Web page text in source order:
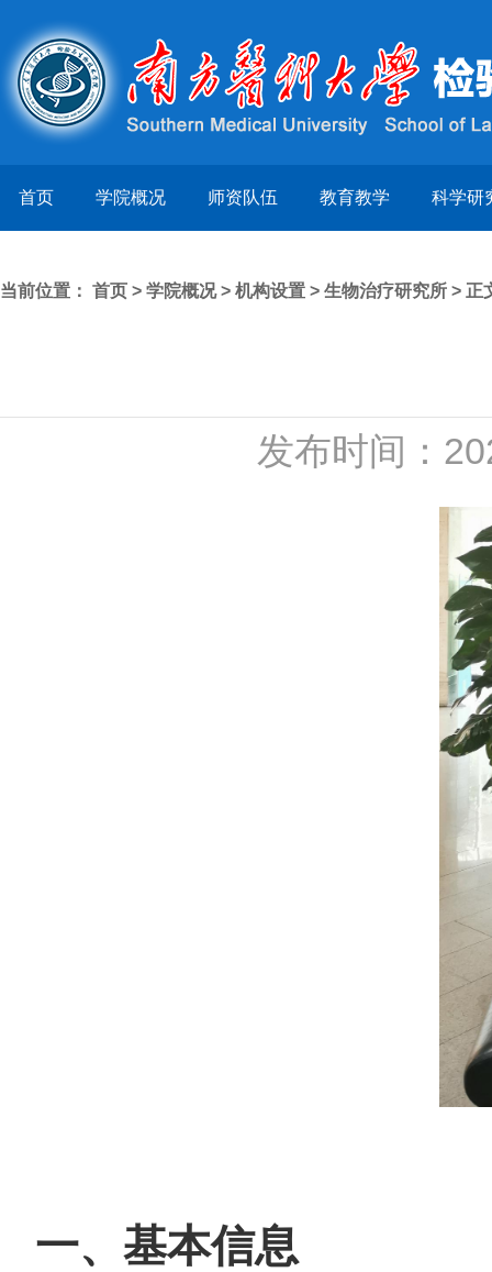
首页 学院概况 师资队伍 教育教学 科学研
当前位置： 首页 > 学院概况> 机构设置 > 生物治疗研究所 > 正
发布时间：
一、基本信息